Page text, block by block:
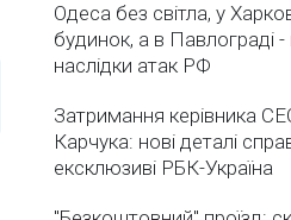
Одеса без світла, у
будинок, а в Павлограді -
наслідки атак РФ
Затримання керівника
Карчука: нові деталі
ексклюзиві РБК-Україна